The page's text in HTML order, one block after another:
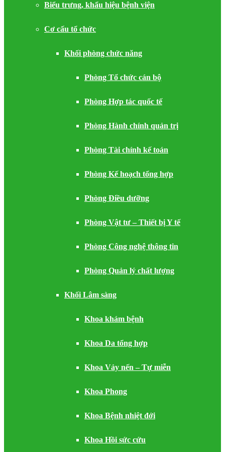
Biểu trưng, khẩu hiệu bệnh viện
Cơ cấu tổ chức
Khối phòng chức năng
Phòng Tổ chức cán bộ
Phòng Hợp tác quốc tế
Phòng Hành chính quản trị
Phòng Tài chính kế toán
Phòng Kế hoạch tổng hợp
Phòng Điều dưỡng
Phòng Vật tư – Thiết bị Y tế
Phòng Công nghệ thông tin
Phòng Quản lý chất lượng
Khối Lâm sàng
Khoa khám bệnh
Khoa Da tổng hợp
Khoa Vảy nến – Tự miễn
Khoa Phong
Khoa Bệnh nhiệt đới
Khoa Hồi sức cứu